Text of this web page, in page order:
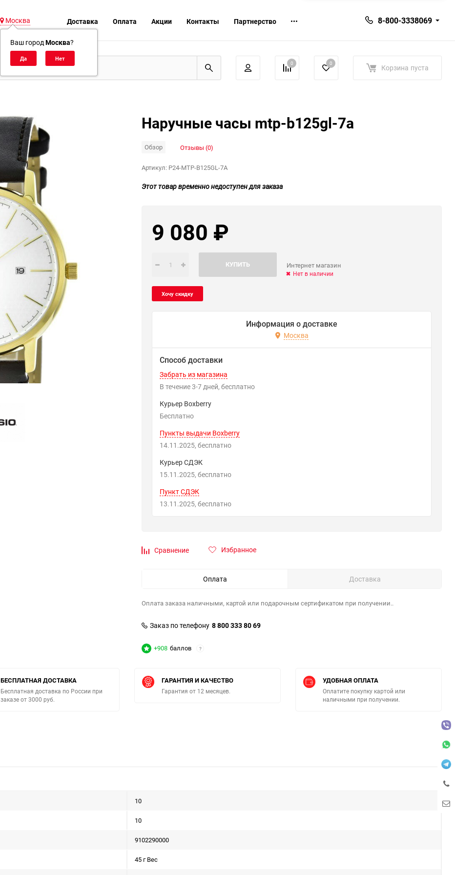
Москва
Ваш город Москва?
Доставка Оплата Акции Контакты Партнерство 8-800-3338069
0 0 Корзина пуста
Наручные часы mtp-b125gl-7a
Обзор Отзывы (0)
Артикул: P24-MTP-B125GL-7A
Этот товар временно недоступен для заказа
9 080 ₽
КУПИТЬ Интернет магазин
Нет в наличии
Информация о доставке
Москва
Способ доставки
Забрать из магазина
В течение3-7дней Бесплатно
Курьер Boxberry
Бесплатно
Пункты выдачи Boxberry
14.11.2025
Бесплатно
Курьер СДЭК
15.11.2025
Бесплатно
Пункт СДЭК
13.11.2025
Бесплатно
Сравнение Избранное
Оплата Доставка
Оплата заказа наличными, картой или подарочным сертификатом при получении..
Заказ по телефону 8 800 333 80 69
+908 баллов ?
БЕСПЛАТНАЯ ДОСТАВКА
Бесплатная доставка по России при
заказе от 3000 руб.
ГАРАНТИЯ И КАЧЕСТВО
Гарантия от 12 месяцев.
УДОБНАЯ ОПЛАТА
Оплатите покупку картой или
наличными при получении.
10
10
9102290000
45 г Вес